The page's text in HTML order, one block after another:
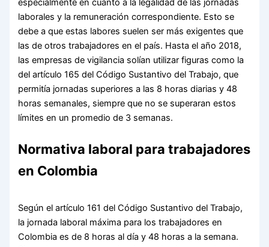
especialmente en cuanto a la legalidad de las jornadas
laborales y la remuneración correspondiente. Esto se
debe a que estas labores suelen ser más exigentes que
las de otros trabajadores en el país. Hasta el año 2018,
las empresas de vigilancia solían utilizar figuras como la
del artículo 165 del Código Sustantivo del Trabajo, que
permitía jornadas superiores a las 8 horas diarias y 48
horas semanales, siempre que no se superaran estos
límites en un promedio de 3 semanas.
Normativa laboral para trabajadores
en Colombia
Según el artículo 161 del Código Sustantivo del Trabajo,
la jornada laboral máxima para los trabajadores en
Colombia es de 8 horas al día y 48 horas a la semana.